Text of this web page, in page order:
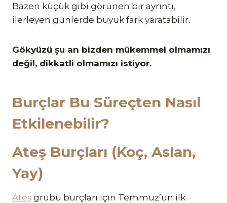
Bazen küçük gibi görünen bir ayrıntı,
ilerleyen günlerde büyük fark yaratabilir.
Gökyüzü şu an bizden mükemmel olmamızı
değil, dikkatli olmamızı istiyor.
Burçlar Bu Süreçten Nasıl
Etkilenebilir?
Ateş Burçları (Koç, Aslan,
Yay)
Ateş grubu burçları için Temmuz’un ilk